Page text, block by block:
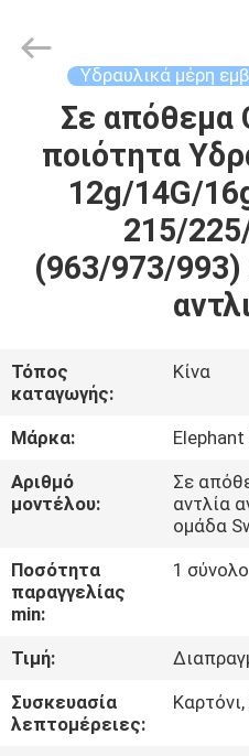
ΣΠΊΤΙ
ΠΡΟΪΌΝΤΑ
ΠΕΡΊΠΟΥ
ΕΜΕΊΣ
ΓΎΡΟΣ
ΕΡΓΟΣΤΑΣΊΩΝ
ΠΟΙΟΤΙΚΌΣ
ΈΛΕΓΧΟΣ
ΜΑΣ
ΕΛΆΤΕ
ΣΕ
ΕΠΑΦΉ
ΜΕ
Power
Co.,Ltd.
Υδραυλικά μέρη
Σε απόθεμα
ποιότητα
12g/14G/
215/
(963/973/993)
Τόπος
καταγωγής:
Κίνα
Μάρκα:
Αριθμό
μοντέλου:
Σε
αντλία
ομάδα
Ποσότητα
παραγγελίας
min:
1 σύνολο
Τιμή:
Συσκευασία
λεπτομέρειες:
Καρτόνι,